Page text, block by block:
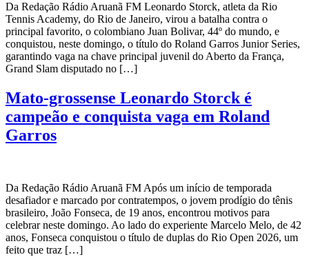
Da Redação Rádio Aruanã FM Leonardo Storck, atleta da Rio
Tennis Academy, do Rio de Janeiro, virou a batalha contra o
principal favorito, o colombiano Juan Bolivar, 44º do mundo, e
conquistou, neste domingo, o título do Roland Garros Junior Series,
garantindo vaga na chave principal juvenil do Aberto da França,
Grand Slam disputado no […]
Mato-grossense Leonardo Storck é
campeão e conquista vaga em Roland
Garros
Da Redação Rádio Aruanã FM Após um início de temporada
desafiador e marcado por contratempos, o jovem prodígio do tênis
brasileiro, João Fonseca, de 19 anos, encontrou motivos para
celebrar neste domingo. Ao lado do experiente Marcelo Melo, de 42
anos, Fonseca conquistou o título de duplas do Rio Open 2026, um
feito que traz […]